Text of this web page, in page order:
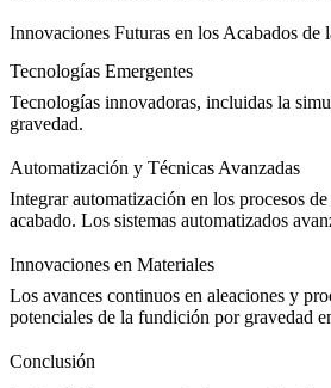
Innovaciones Futuras en los Acabados
Tecnologías Emergentes
Tecnologías innovadoras, incluidas la
gravedad.
Automatización y Técnicas Avanzadas
Integrar automatización en los procesos
acabado. Los sistemas automatizados
Innovaciones en Materiales
Los avances continuos en aleaciones y
potenciales de la fundición por gravedad
Conclusión